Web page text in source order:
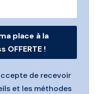
place à la
OFFERTE !
de recevoir
et les méthodes